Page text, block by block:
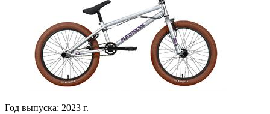
Год выпуска: 2023 г.